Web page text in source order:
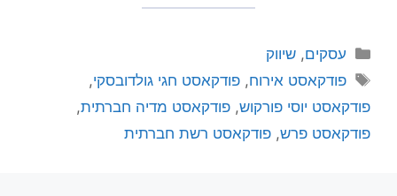
עסקים,שיווק
פודקאסט אירוח,פודקאסט חגי גולדובסקי,
פודקאסט יוסי פורקוש, פודקאסט מדיה חברתית,
פודקאסט פרש, פודקאסט רשת חברתית